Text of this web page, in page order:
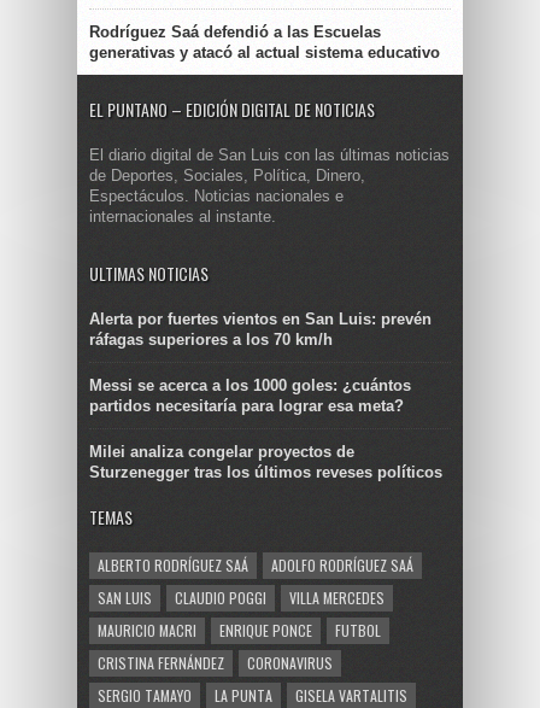
Rodríguez Saá defendió a las Escuelas
generativas y atacó al actual sistema educativo
EL PUNTANO – EDICIÓN DIGITAL DE NOTICIAS
El diario digital de San Luis con las últimas noticias
de Deportes, Sociales, Política, Dinero,
Espectáculos. Noticias nacionales e
internacionales al instante.
ULTIMAS NOTICIAS
Alerta por fuertes vientos en San Luis: prevén
ráfagas superiores a los 70 km/h
Messi se acerca a los 1000 goles: ¿cuántos
partidos necesitaría para lograr esa meta?
Milei analiza congelar proyectos de
Sturzenegger tras los últimos reveses políticos
TEMAS
ALBERTO RODRÍGUEZ SAÁ
ADOLFO RODRÍGUEZ SAÁ
SAN LUIS
CLAUDIO POGGI
VILLA MERCEDES
MAURICIO MACRI
ENRIQUE PONCE
FUTBOL
CRISTINA FERNÁNDEZ
CORONAVIRUS
SERGIO TAMAYO
LA PUNTA GISELA VARTALITIS